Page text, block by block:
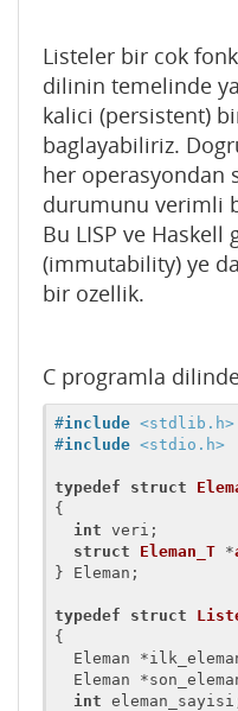
Listeler bir cok
dilinin temelinde
kalici (persistent)
baglayabiliriz.
her operasyondan
durumunu verimli
Bu LISP ve
(immutability) ye
bir ozellik.
C programla
#include <stdlib.h>
#include <stdio.h>
typedef struct
{
int veri;
struct
Eleman_T *
} Eleman;
typedef struct
{
int